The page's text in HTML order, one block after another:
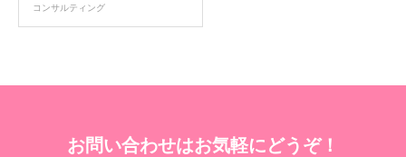
コンサルティング
お問い合わせはお気軽にどうぞ！